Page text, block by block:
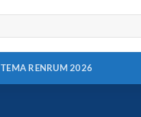
TEMA RENRUM 2026